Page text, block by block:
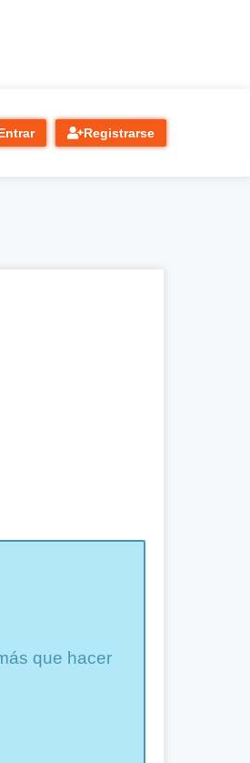
Registrarse
que hacer